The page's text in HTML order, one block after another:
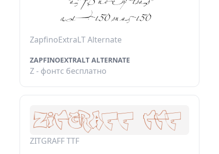
ZapfinoExtraLT Alternate
ZAPFINOEXTRALT ALTERNATE
Z - фонтс бесплатно
ZITGRAFF TTF